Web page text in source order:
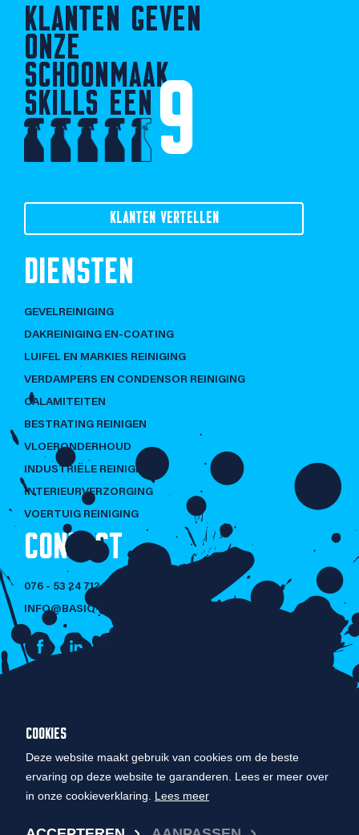
COOKIES
Deze website maakt gebruik van cookies om de beste
ervaring op deze website te garanderen. Lees er meer over
in onze cookieverklaring. Lees meer
KLANTEN GEVEN
ONZE
SCHOONMAAK
SKILLS EEN 9
KLANTEN VERTELLEN
DIENSTEN
GEVELREINIGING
DAKREINIGING EN-COATING
LUIFEL EN MARKIES REINIGING
VERDAMPERS EN CONDENSOR REINIGING
CALAMITEITEN
BESTRATING REINIGEN
VLOERONDERHOUD
INDUSTRIËLE REINIGING
INTERIEURVERZORGING
VOERTUIG REINIGING
CONTACT
076 - 53 24 712
INFO@BASIQ-CLEANING.NL
MAAR POETSEN!